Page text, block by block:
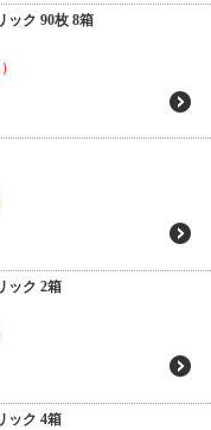
ック 90枚 8箱
ック 2箱
ック 4箱